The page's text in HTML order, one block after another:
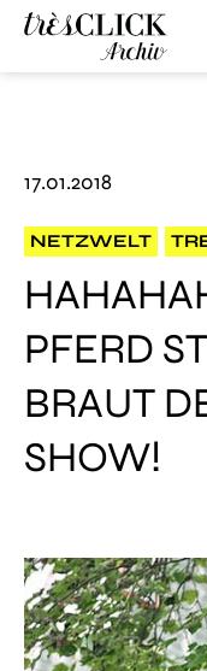
17.01.2018
NETZWELT
PFERD
BRAUT
SHOW!